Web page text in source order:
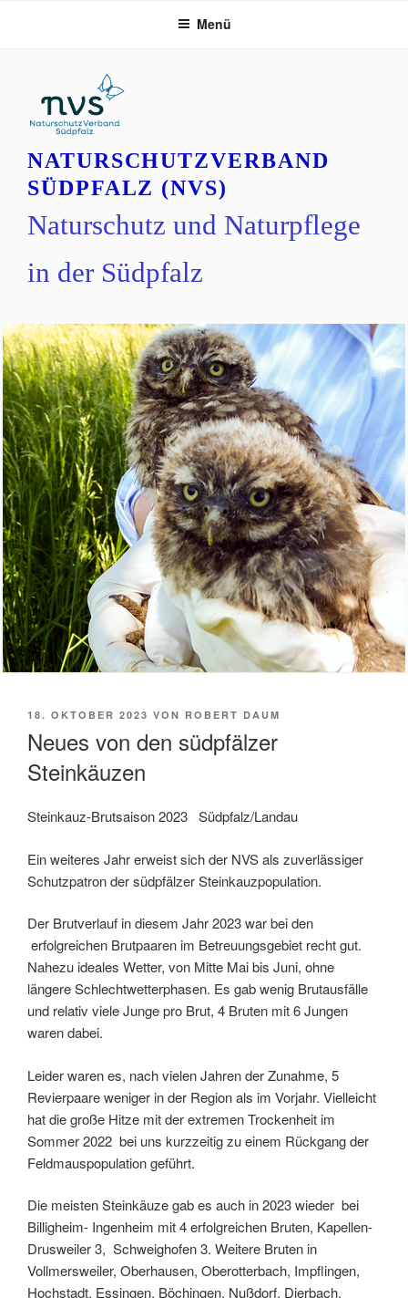
NATURSCHUTZVERBAND
SÜDPFALZ (NVS)
Naturschutz und Naturpflege
in der Südpfalz
Menü
VERÖFFENTLICHT
18. OKTOBER 2023 VON ROBERT DAUM
Neues von den südpfälzer
Steinkäuzen
Steinkauz-Brutsaison 2023 Südpfalz/Landau
Ein weiteres Jahr erweist sich der NVS als zuverlässiger
Schutzpatron der südpfälzer Steinkauzpopulation.
Der Brutverlauf in diesem Jahr 2023 war bei den
erfolgreichen Brutpaaren im Betreuungsgebiet recht gut.
Nahezu ideales Wetter, von Mitte Mai bis Juni, ohne
längere Schlechtwetterphasen. Es gab wenig Brutausfälle
und relativ viele Junge pro Brut, 4 Bruten mit 6 Jungen
waren dabei.
Leider waren es, nach vielen Jahren der Zunahme, 5
Revierpaare weniger in der Region als im Vorjahr. Vielleicht
hat die große Hitze mit der extremen Trockenheit im
Sommer 2022 bei uns kurzzeitig zu einem Rückgang der
Feldmauspopulation geführt.
Die meisten Steinkäuze gab es auch in 2023 wieder bei
Billigheim- Ingenheim mit 4 erfolgreichen Bruten, Kapellen-
Drusweiler 3, Schweighofen 3. Weitere Bruten in
Vollmersweiler, Oberhausen, Oberotterbach, Impflingen,
Hochstadt, Essingen, Böchingen, Nußdorf, Dierbach,